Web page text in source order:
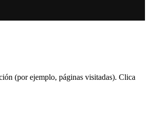
(por ejemplo, páginas visitadas). Clica